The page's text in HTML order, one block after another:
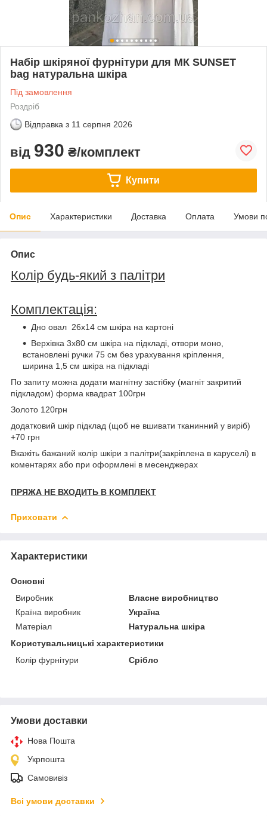
Набір шкіряної фурнітури для МК SUNSET
bag натуральна шкіра
Під замовлення
Роздріб
Відправка з 11 серпня 2026
від 930 ₴/комплект
Купити
Опис Характеристики Доставка Оплата Умови
Опис
Колір будь-який з палітри
Комплектація:
Дно овал 26х14 см шкіра на картоні
Верхівка 3х80 см шкіра на підкладі, отвори моно,
встановлені ручки 75 см без урахування кріплення,
ширина 1,5 см шкіра на підкладі
По запиту можна додати магнітну застібку (магніт закритий
підкладом) форма квадрат 100грн
Золото 120грн
додатковий шкір підклад (щоб не вшивати тканинний у виріб)
+70 грн
Вкажіть бажаний колір шкіри з палітри(закріплена в каруселі) в
коментарях або при оформлені в месенджерах
ПРЯЖА НЕ ВХОДИТЬ В КОМПЛЕКТ
Приховати
Характеристики
Основні
Виробник
Власне виробництво
Країна виробник
Україна
Матеріал
Натуральна шкіра
Користувальницькі характеристики
Колір фурнітури
Срібло
Умови доставки
Нова Пошта
Укрпошта
Самовивіз
Всі умови доставки